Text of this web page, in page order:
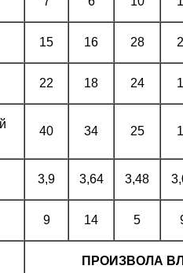
15 16 28
22 18 24
40 34 25
3,9 3,64 3,48
9 14 5
ПРОИЗВОЛА